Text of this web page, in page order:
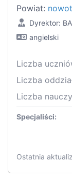
Powiat:
Dyrektor:
angielski
Liczba
Liczba
Liczba
Specjaliści:
Ostatnia